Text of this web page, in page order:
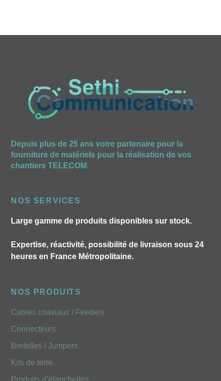
Depuis plus de 25 ans votre partenaire pour la
fourniture de matériels pour la réalisation de vos
chantiers TELECOM.
NOS SERVICES
Large gamme de produits disponibles sur stock.
Expertise, réactivité, possibilité de livraison sous 24
heures en France Métropolitaine.
NOS PRODUITS
Cables coaxiaux / Feeders
Connecteurs
Bretelles / Jumpers
Kits de terre
Produits d’étancheites